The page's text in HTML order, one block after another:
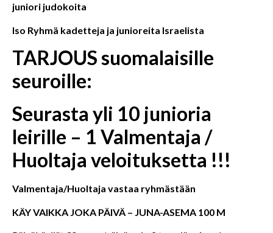
juniori judokoita
Iso Ryhmä kadetteja ja junioreita Israelista
TARJOUS suomalaisille
seuroille:
Seurasta yli 10 junioria
leirille – 1 Valmentaja /
Huoltaja veloituksetta !!!
Valmentaja/Huoltaja vastaa ryhmästään
KÄY VAIKKA JOKA PÄIVÄ – JUNA-ASEMA 100 M